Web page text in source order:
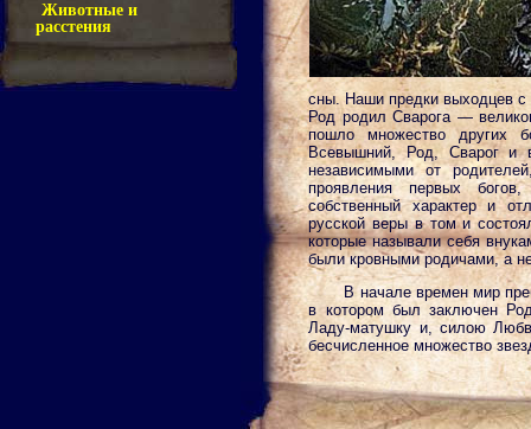
Животные и
расстения
сны. Наши предки выходцев с
Род родил Сварога —
пошло множество других
Всевышний, Род, Сварог и
независимыми от
проявления первых
собственный характер и
русской веры в том и
которые называли себя
были кровными родичами, а
В начале времен мир
в котором был заключен
Ладу-матушку и, силою
бесчисленное множество